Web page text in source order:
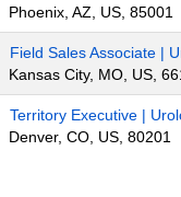
Phoenix, AZ, US, 85001
Field Sales Associate |
Kansas City, MO, US,
Territory Executive |
Denver, CO, US, 80201